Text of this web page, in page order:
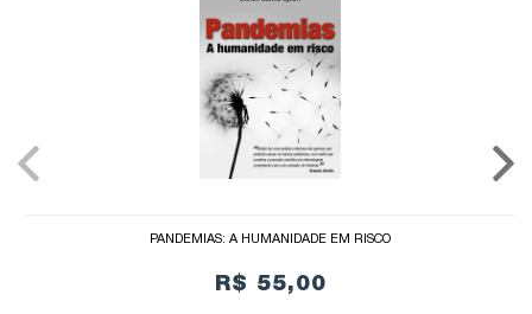
PANDEMIAS: A HUMANIDADE EM RISCO
R$ 55,00